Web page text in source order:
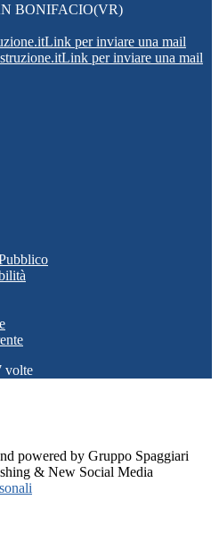
BONIFACIO(VR)
Link per inviare una mail
Link per inviare una mail
volte
powered by Gruppo Spaggiari
& New Social Media